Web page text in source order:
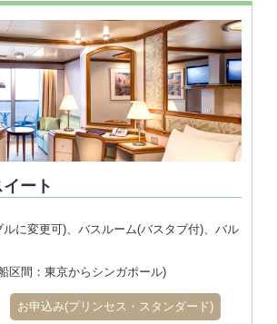
ート
に変更可)、バスルーム(バスタブ付)、バル
区間：東京からシンガポール)
お申込み(プリンセス・スタンダード)